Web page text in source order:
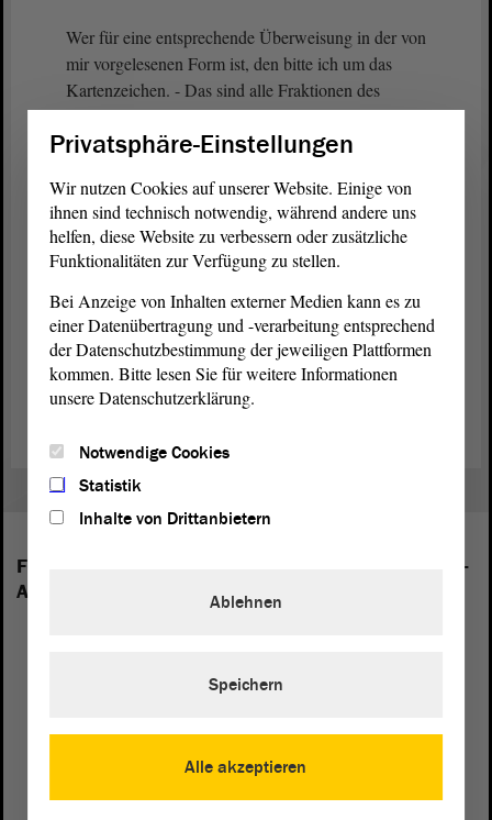
Wer für eine entsprechende Überweisung in der von
mir vorgelesenen Form ist, den bitte ich um das
Kartenzeichen. - Das sind alle Fraktionen des
Hauses. Gibt es Gegenstimmen?
Stimmenthaltungen? - Dies ist nicht der Fall. Damit
worden. Damit beenden wir den
Tagesordnungspunkt 14.
Zurück zur Landtagssitzung
Folgende Fraktionen sind im Landtag von Sachsen-
Anhalt vertreten:
Privatsphäre-Einstellungen
Wir nutzen Cookies auf unserer Website. Einige von
ihnen sind technisch notwendig, während andere uns
helfen, diese Website zu verbessern oder zusätzliche
Funktionalitäten zur Verfügung zu stellen.
Bei Anzeige von Inhalten externer Medien kann es zu
einer Datenübertragung und -verarbeitung entsprechend
der Datenschutzbestimmung der jeweiligen Plattformen
kommen. Bitte lesen Sie für weitere Informationen
unsere Datenschutzerklärung.
Notwendige Cookies
Statistik
Inhalte von Drittanbietern
Alle akzeptieren
Ablehnen
Speichern